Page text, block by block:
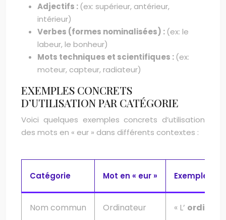
Adjectifs : (ex: supérieur, antérieur,
intérieur)
Verbes (formes nominalisées) : (ex: le
labeur, le bonheur)
Mots techniques et scientifiques : (ex:
moteur, capteur, radiateur)
EXEMPLES CONCRETS
D’UTILISATION PAR CATÉGORIE
Voici quelques exemples concrets d’utilisation
des mots en « eur » dans différents contextes :
Catégorie Mot en « eur » Exemple
Nom commun Ordinateur « L’